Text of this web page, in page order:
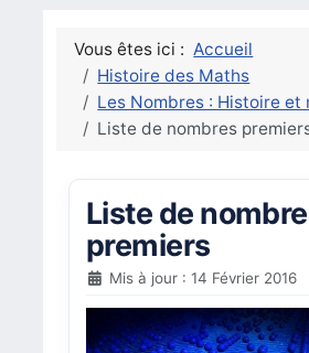
Vous êtes ici : Accueil
Histoire des Maths
Les Nombres : Histoire et
Liste de nombres
Liste de
premiers
Mis à jour : 14 Février 2016